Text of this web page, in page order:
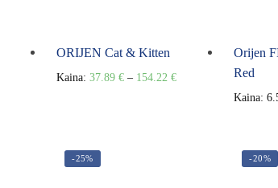
ORIJEN Cat & Kitten
Kaina:37.89€ – 154.22€
Orijen
Red
Kaina:
-25% -20%